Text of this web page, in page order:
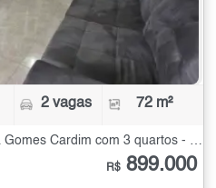
2 vagas 72 m²
Apartamento à Venda na Vila Gomes Cardim com 3 quartos - 72 m²
R$ 899.000